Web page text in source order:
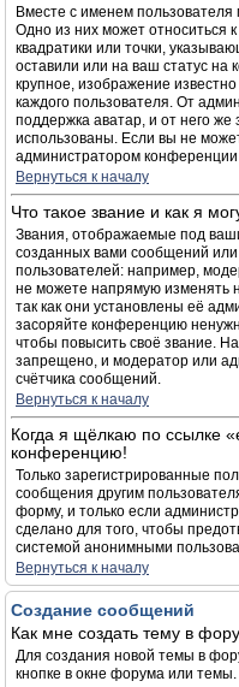
Вместе с именем пользователя
Одно из них может относиться
квадратики или точки,
оставили или на ваш статус на
крупное, изображение
каждого пользователя. От
поддержка аватар, и от него же
использованы. Если вы не
администратором
Вернуться к началу
Что такое звание и как я
Звания, отображаемые под
созданных вами сообщений
пользователей: например,
не можете напрямую изменять
так как они установлены её
засоряйте конференцию
чтобы повысить своё звание.
запрещено, и модератор или
счётчика сообщений.
Вернуться к началу
Когда я щёлкаю по ссылке
конференцию!
Только зарегистрированные
сообщения другим
форму, и только если
сделано для того, чтобы
системой анонимными
Вернуться к началу
Создание сообщений
Как мне создать тему в
Для создания новой темы в
кнопке в окне форума или